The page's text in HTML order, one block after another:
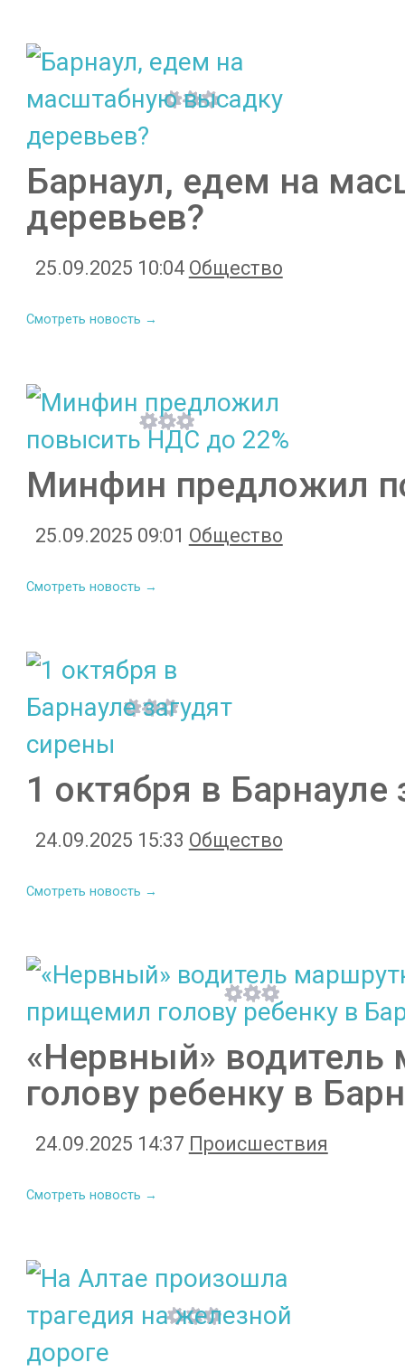
Барнаул, едем на
деревьев?
25.09.2025 10:04 Общество
Смотреть новость →
Минфин предложил
25.09.2025 09:01 Общество
Смотреть новость →
1 октября в Барнауле
24.09.2025 15:33 Общество
Смотреть новость →
«Нервный»
голову ребенку в
24.09.2025 14:37 Происшествия
Смотреть новость →